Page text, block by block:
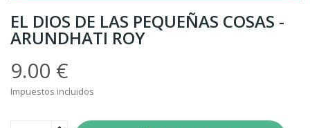
EL DIOS DE LAS PEQUEÑAS COSAS -
ARUNDHATI ROY
9.00 €
Impuestos incluidos